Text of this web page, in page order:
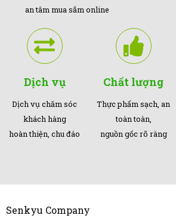
an tâm mua sắm online
Dịch vụ
Dịch vụ chăm sóc
khách hàng
hoàn thiện, chu đáo
Chất lượng
Thực phẩm sạch, an
toàn toàn,
nguồn gốc rõ ràng
Senkyu Company